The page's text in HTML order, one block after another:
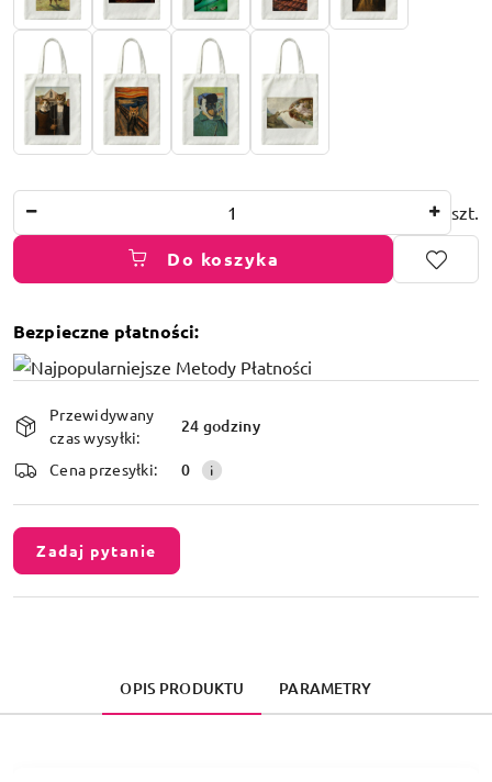
szt.
Do koszyka
Bezpieczne płatności:
Dostępność
i
dostawa
Przewidywany
czas wysyłki:
24 godziny
Cena przesyłki: 0
Zadaj pytanie
OPIS PRODUKTU PARAMETRY